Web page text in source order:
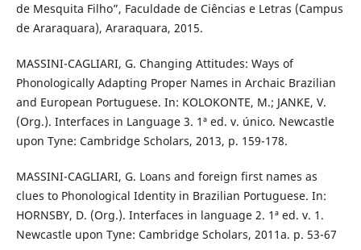
de Mesquita Filho”, Faculdade de Ciências e Letras (Campus
de Araraquara), Araraquara, 2015.
MASSINI-CAGLIARI, G. Changing Attitudes: Ways of
Phonologically Adapting Proper Names in Archaic Brazilian
and European Portuguese. In: KOLOKONTE, M.; JANKE, V.
(Org.). Interfaces in Language 3. 1ª ed. v. único. Newcastle
upon Tyne: Cambridge Scholars, 2013, p. 159-178.
MASSINI-CAGLIARI, G. Loans and foreign first names as
clues to Phonological Identity in Brazilian Portuguese. In:
HORNSBY, D. (Org.). Interfaces in language 2. 1ª ed. v. 1.
Newcastle upon Tyne: Cambridge Scholars, 2011a. p. 53-67